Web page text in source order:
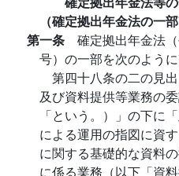
（確定拠出年金法の一部
第一条 確定拠出年金法
号）の一部を次のように
第四十八条の二の見
及び資料提供等業務の
「という。）」の下に
による運用の指図に資
に関する基礎的な資料
に係る業務（以下「資